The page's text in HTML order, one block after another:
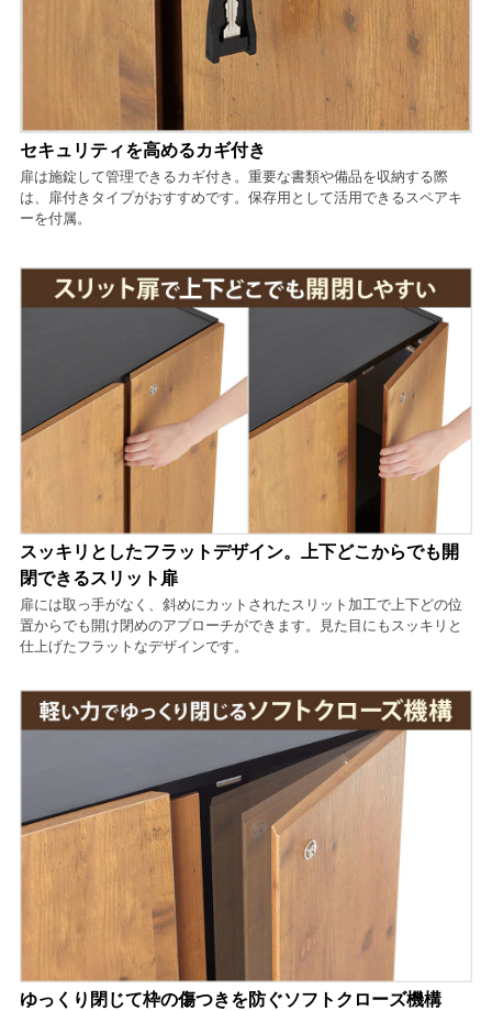
セキュリティを高めるカギ付き
扉は施錠して管理できるカギ付き。重要な書類や備品を収納する際
は、扉付きタイプがおすすめです。保存用として活用できるスペアキ
ーを付属。
スッキリとしたフラットデザイン。上下どこからでも開
閉できるスリット扉
扉には取っ手がなく、斜めにカットされたスリット加工で上下どの位
置からでも開け閉めのアプローチができます。見た目にもスッキリと
仕上げたフラットなデザインです。
ゆっくり閉じて枠の傷つきを防ぐソフトクローズ機構